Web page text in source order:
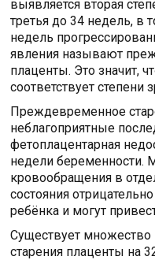
выявляется вторая
третья до 34 недель, в
недель
явления называют
плаценты. Это значит,
соответствует степени
Преждевременное
неблагоприятные
фетоплацентарная
недели беременности.
кровообращения в
состояния
ребёнка и могут
Существует
старения плаценты на